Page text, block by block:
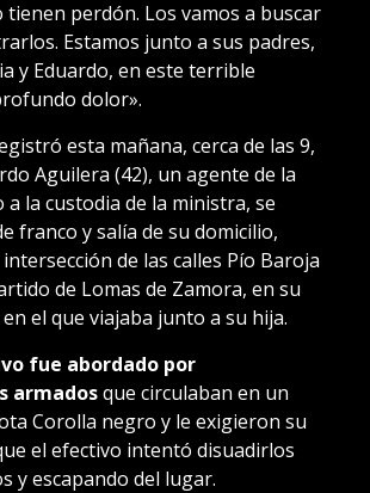
tienen perdón. Los vamos a buscar
Estamos junto a sus padres,
y Eduardo, en este terrible
dolor».
esta mañana, cerca de las 9,
Aguilera (42), un agente de la
a la custodia de la ministra, se
franco y salía de su domicilio,
de las calles Pío Baroja
de Lomas de Zamora, en su
el que viajaba junto a su hija.
fue abordado por
armadosque circulaban en un
Corolla negro y le exigieron su
el efectivo intentó disuadirlos
y escapando del lugar.